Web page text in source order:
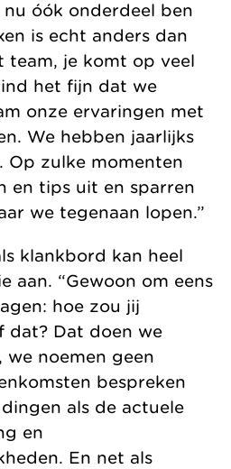
óók onderdeel ben
is echt anders dan
team, je komt op veel
het fijn dat we
onze ervaringen met
We hebben jaarlijks
Op zulke momenten
en tips uit en sparren
we tegenaan lopen.”
klankbord kan heel
aan. “Gewoon om eens
hoe zou jij
dat? Dat doen we
noemen geen
bespreken
als de actuele
en
En net als